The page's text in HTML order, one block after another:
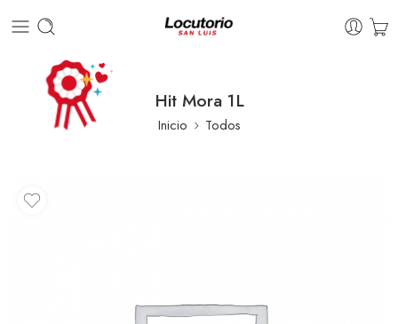
Hit Mora 1L
Inicio Todos